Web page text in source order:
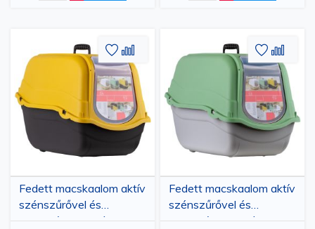
Fedett macskaalom aktív
szénszűrővel és
hordozófogantyúval,
Hozzáadás
a
kívánságlistához
Hozzáadás
az
összehasonlításhoz
Fedett macskaalom aktív
szénszűrővel és
hordozófogantyúval,
a az